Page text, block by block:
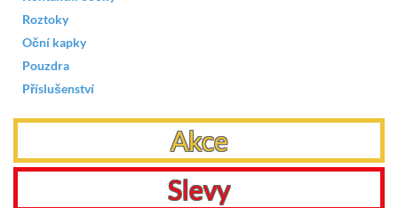
Roztoky
Oční kapky
Pouzdra
Příslušenství
Akce
Slevy